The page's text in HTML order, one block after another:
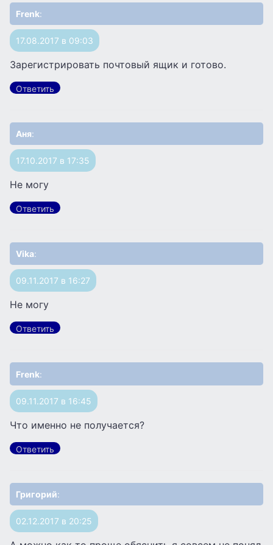
Frenk:
17.08.2017 в 09:03
Зарегистрировать почтовый ящик и готово.
Ответить
Аня:
17.10.2017 в 17:35
Не могу
Ответить
Vika:
09.11.2017 в 16:27
Не могу
Ответить
Frenk:
09.11.2017 в 16:45
Что именно не получается?
Ответить
Григорий:
02.12.2017 в 20:25